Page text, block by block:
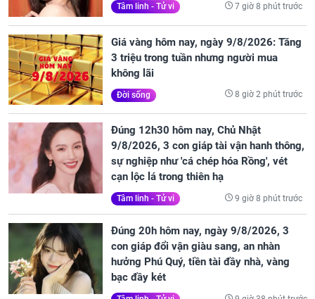
Tâm linh - Tử vi 7 giờ 8 phút trước
Giá vàng hôm nay, ngày 9/8/2026: Tăng
3 triệu trong tuần nhưng người mua
không lãi
Đời sống 8 giờ 2 phút trước
Đúng 12h30 hôm nay, Chủ Nhật
9/8/2026, 3 con giáp tài vận hanh thông,
sự nghiệp như 'cá chép hóa Rồng', vét
cạn lộc lá trong thiên hạ
Tâm linh - Tử vi 9 giờ 8 phút trước
Đúng 20h hôm nay, ngày 9/8/2026, 3
con giáp đổi vận giàu sang, an nhàn
hưởng Phú Quý, tiền tài đầy nhà, vàng
bạc đầy két